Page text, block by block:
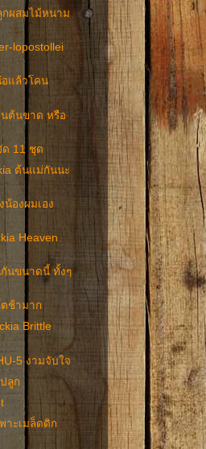
กผสมไม้หนาม
lopostollei
อแล้วโคน
ต้นขาด หรือ
ด 11 ชุด
ต้นแม่กันนะ
น้องผมเอง
Heaven
กันขนาดนี้ ทั้งๆ
ช้ามาก
Brittle
5 งามจับใจ
ลูก
ะเมล็ดดิก